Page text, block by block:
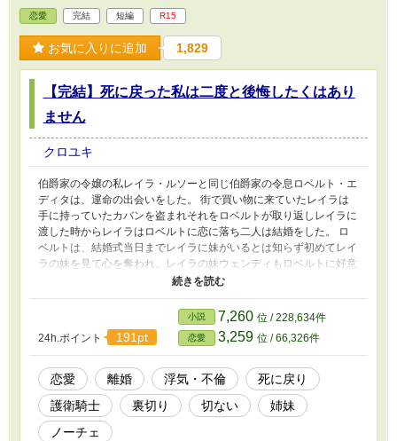
恋愛 完結 短編 R15
お気に入りに追加 1,829
【完結】死に戻った私は二度と後悔したくはあり
ません
クロユキ
伯爵家の令嬢の私レイラ・ルソーと同じ伯爵家の令息ロベルト・エ
ディタは、運命の出会いをした。 街で買い物に来ていたレイラは
手に持っていたカバンを盗まれそれをロベルトが取り返しレイラに
渡した時からレイラはロベルトに恋に落ち二人は結婚をした。 ロ
ベルトは、結婚式当日までレイラに妹がいるとは知らず初めてレイ
ラの妹を見て心を奪われ、レイラの妹ウェンディもロベルトに好意
を持ち二人はレイラに隠れて会うようになった…レイラは二人の仲
を知らなかった…… 誤字脱字があります。更新が不定期ですが、
24h.ポイント 191pt
小説 7,260 位 / 228,634件
恋愛 3,259 位 / 66,326件
恋愛 離婚 浮気・不倫
死に戻り
護衛騎士
裏切り 切ない
姉妹
ノーチェ